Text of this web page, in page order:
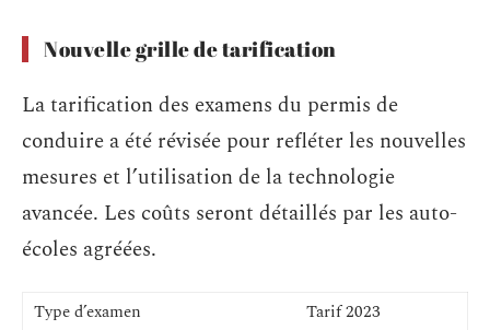
Nouvelle grille de tarification
La tarification des examens du permis de
conduire a été révisée pour refléter les nouvelles
mesures et l’utilisation de la technologie
avancée. Les coûts seront détaillés par les auto-
écoles agréées.
Type d’examen
Tarif 2023